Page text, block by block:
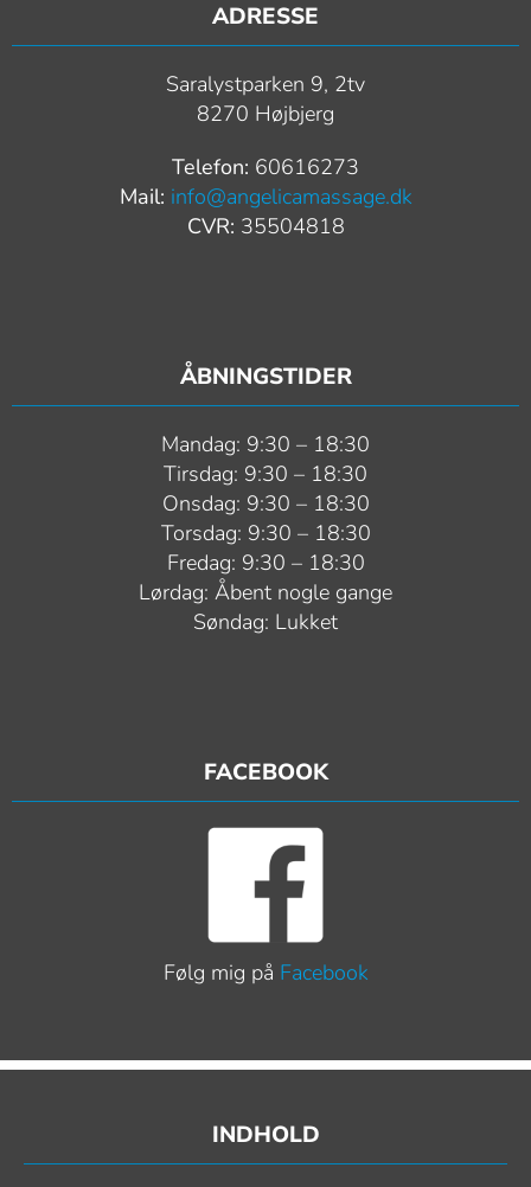
ADRESSE
Saralystparken 9, 2tv
8270 Højbjerg
Telefon: 60616273
Mail: info@angelicamassage.dk
CVR: 35504818
ÅBNINGSTIDER
Mandag: 9:30 – 18:30
Tirsdag: 9:30 – 18:30
Onsdag: 9:30 – 18:30
Torsdag: 9:30 – 18:30
Fredag: 9:30 – 18:30
Lørdag: Åbent nogle gange
Søndag: Lukket
FACEBOOK
Følg mig på Facebook
INDHOLD